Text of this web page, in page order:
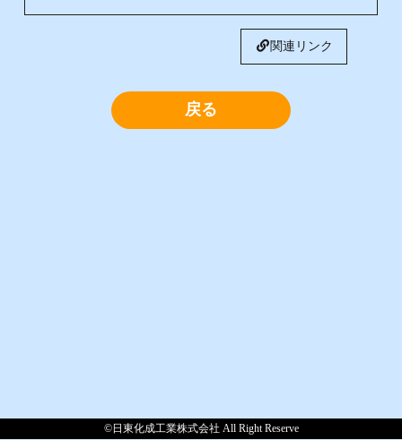
関連リンク
戻る
©日東化成工業株式会社 All Right Reserve